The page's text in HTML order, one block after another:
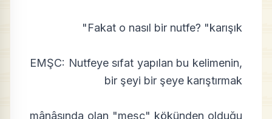
Fakat o nasıl bir nutfe? "karışık"
EMŞC: Nutfeye sıfat yapılan bu kelimenin,
bir şeyi bir şeye karıştırmak
mânâsında olan "meşc" kökünden olduğu